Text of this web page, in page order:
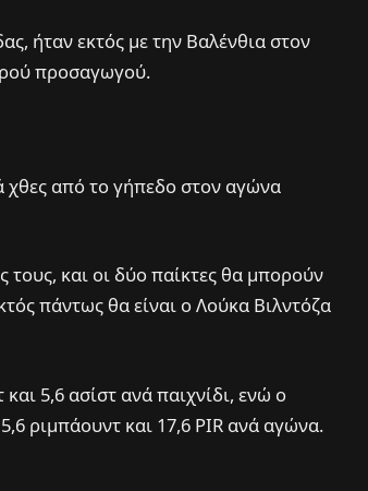
ήταν εκτός με την Βαλένθια στον
προσαγωγού.
χθες από το γήπεδο στον αγώνα
και οι δύο παίκτες θα μπορούν
πάντως θα είναι ο Λούκα Βιλντόζα
5,6 ασίστ ανά παιχνίδι, ενώ ο
ριμπάουντ και 17,6 PIR ανά αγώνα.